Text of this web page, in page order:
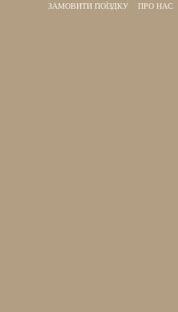
ЗАМОВИТИ ПОЇЗДКУ ПРО НАС